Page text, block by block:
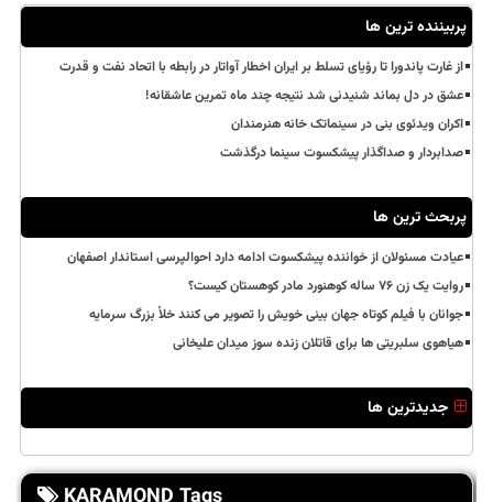
پربیننده ترین ها
از غارت پاندورا تا رؤیای تسلط بر ایران اخطار آواتار در رابطه با اتحاد نفت و قدرت
عشق در دل بماند شنیدنی شد نتیجه چند ماه تمرین عاشقانه!
اکران ویدئوی بنی در سینماتک خانه هنرمندان
صدابردار و صداگذار پیشکسوت سینما درگذشت
پربحث ترین ها
عیادت مسئولان از خواننده پیشکسوت ادامه دارد احوالپرسی استاندار اصفهان
روایت یک زن ۷۶ ساله کوهنورد مادر کوهستان کیست؟
جوانان با فیلم کوتاه جهان بینی خویش را تصویر می کنند خلأ بزرگ سرمایه
هیاهوی سلبریتی ها برای قاتلان زنده سوز میدان علیخانی
جدیدترین ها